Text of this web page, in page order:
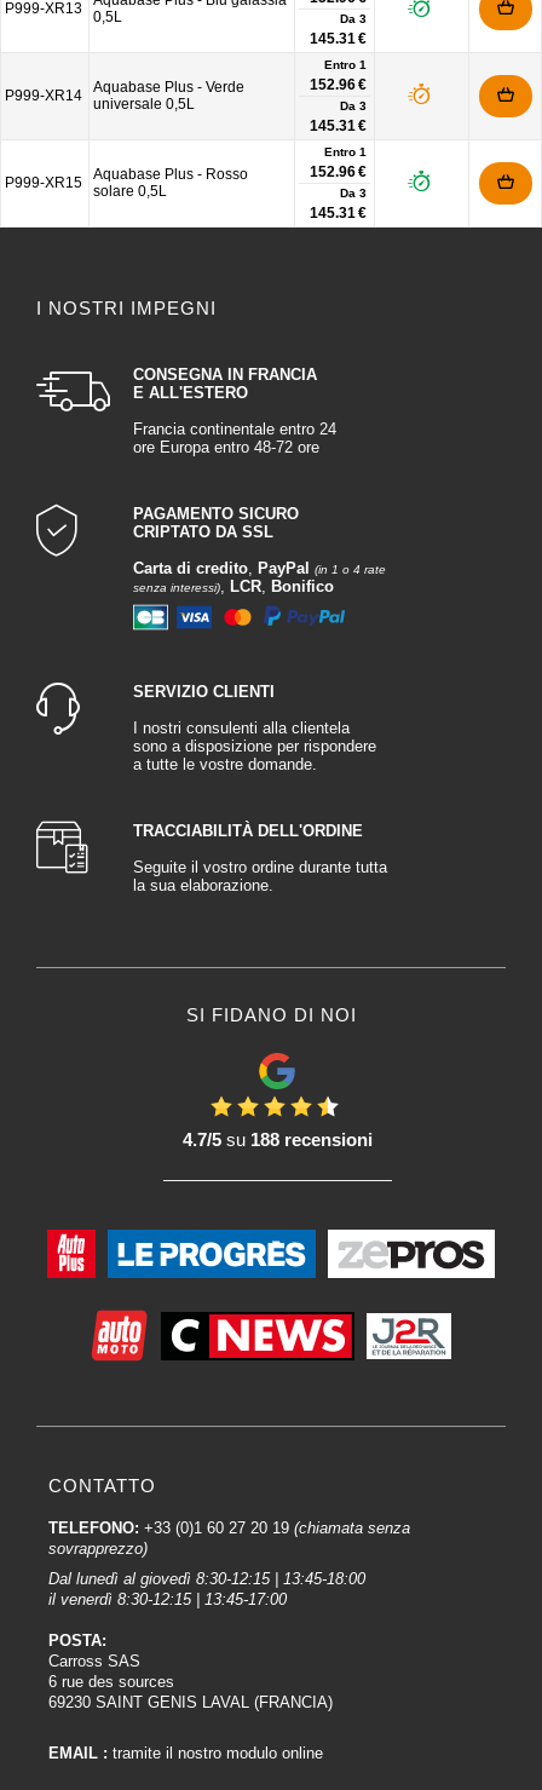
P999-XR13
0,5L
Da 3
145.31 €
P999-XR14
Aquabase Plus - Verde
universale 0,5L
Entro 1
152.96 €
Da 3
145.31 €
P999-XR15
Aquabase Plus - Rosso
solare 0,5L
Entro 1
152.96 €
Da 3
145.31 €
I NOSTRI IMPEGNI
CONSEGNA IN FRANCIA
E ALL'ESTERO
Francia continentale entro 24
ore Europa entro 48-72 ore
PAGAMENTO SICURO
CRIPTATO DA SSL
Carta di credito, PayPal
(in 1 o 4 rate
senza interessi), LCR, Bonifico
SERVIZIO CLIENTI
I nostri consulenti alla clientela
sono a disposizione per rispondere
a tutte le vostre domande.
TRACCIABILITÀ DELL'ORDINE
Seguite il vostro ordine durante tutta
la sua elaborazione.
SI FIDANO DI NOI
4.7/5su 188 recensioni
CONTATTO
TELEFONO: +33 (0)1 60 27 20 19 (chiamata senza
sovrapprezzo)
Dal lunedì al giovedì 8:30-12:15 | 13:45-18:00
il venerdì 8:30-12:15 | 13:45-17:00
POSTA:
Carross SAS
6 rue des sources
69230 SAINT GENIS LAVAL (FRANCIA)
EMAIL : tramite il nostro modulo online